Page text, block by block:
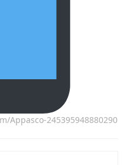
Appasco-245395948880290